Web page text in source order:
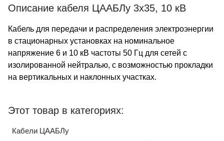
Описание кабеля ЦААБЛу 3х35, 10 кВ
Кабель для передачи и распределения электроэнергии
в стационарных установках на номинальное
напряжение 6 и 10 кВ частоты 50 Гц для сетей с
изолированной нейтралью, с возможностью прокладки
на вертикальных и наклонных участках.
Этот товар в категориях:
Кабели ЦААБЛу